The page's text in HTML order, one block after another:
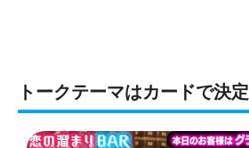
トークテーマはカードで決定